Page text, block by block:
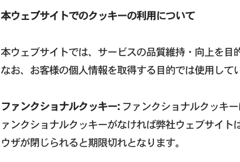
本ウェブサイトでのクッキーの利用について
本ウェブサイトでは、サービスの品質維持・向上を目
なお、お客様の個人情報を取得する目的では使用して
ファンクショナルクッキー: ファンクショナルクッキ
ァンクショナルクッキーがなければ弊社ウェブサイ
ウザが閉じられると期限切れとなります。